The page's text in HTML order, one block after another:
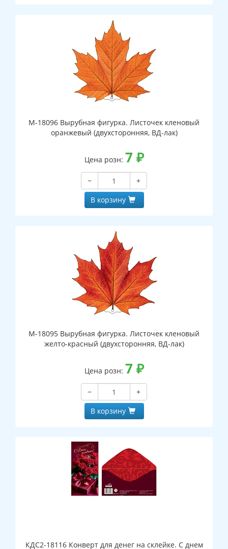
М-18096 Вырубная фигурка. Листочек кленовый
оранжевый (двухсторонняя, ВД-лак)
Цена розн: 7 ₽
−
+
В корзину
М-18095 Вырубная фигурка. Листочек кленовый
желто-красный (двухсторонняя, ВД-лак)
Цена розн: 7 ₽
−
+
В корзину
КДС2-18116 Конверт для денег на склейке. С днем